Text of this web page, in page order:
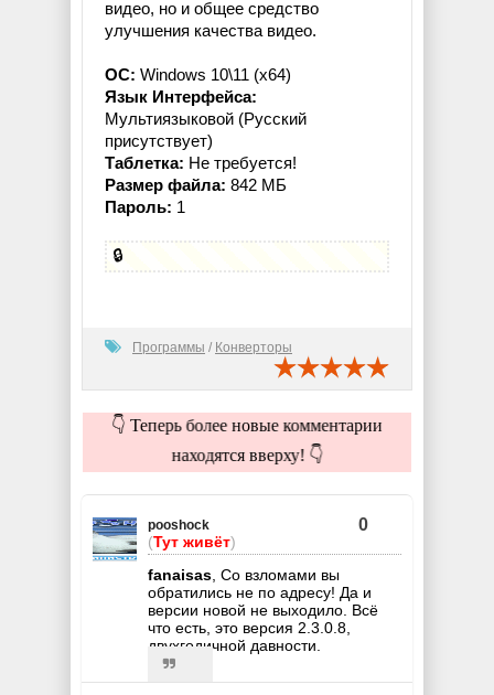
видео, но и общее средство
улучшения качества видео.
OC: Windows 10\11 (x64)
Язык Интерфейса:
Мультиязыковой (Русский
присутствует)
Таблетка: Не требуется!
Размер файла: 842 МБ
Пароль: 1
🔒
Программы / Конверторы
👇 Теперь более новые комментарии
находятся вверху! 👇
pooshock
(Тут живёт)
0
fanaisas , Со взломами вы
обратились не по адресу! Да и
версии новой не выходило. Всё
что есть, это версия 2.3.0.8,
двухгодичной давности.